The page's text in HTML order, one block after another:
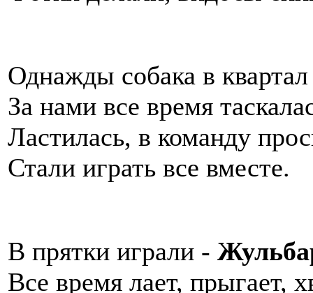
Однажды собака в
За нами все время
Ластилась, в команду
Стали играть все вместе.
В прятки играли -
Все время лает, прыгает,